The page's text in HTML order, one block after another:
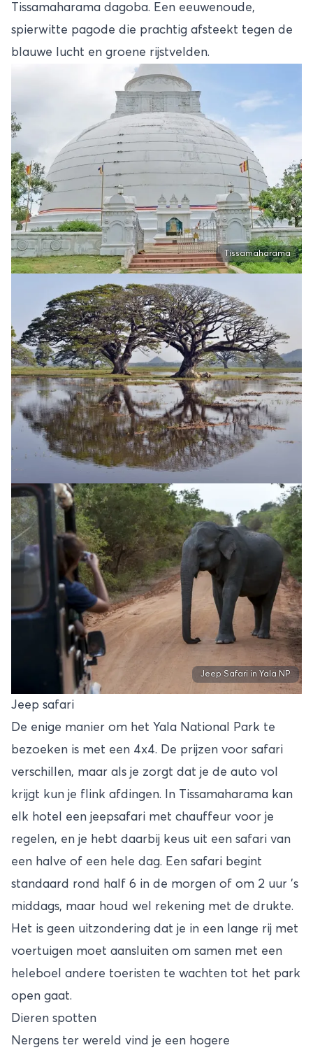
Tissamaharama dagoba. Een eeuwenoude,
spierwitte pagode die prachtig afsteekt tegen de
blauwe lucht en groene rijstvelden.
Tissamaharama
Jeep Safari in Yala NP
Jeep safari
De enige manier om het Yala National Park te
bezoeken is met een 4x4. De prijzen voor safari
verschillen, maar als je zorgt dat je de auto vol
krijgt kun je flink afdingen. In Tissamaharama kan
elk hotel een jeepsafari met chauffeur voor je
regelen, en je hebt daarbij keus uit een safari van
een halve of een hele dag. Een safari begint
standaard rond half 6 in de morgen of om 2 uur ’s
middags, maar houd wel rekening met de drukte.
Het is geen uitzondering dat je in een lange rij met
voertuigen moet aansluiten om samen met een
heleboel andere toeristen te wachten tot het park
open gaat.
Dieren spotten
Nergens ter wereld vind je een hogere